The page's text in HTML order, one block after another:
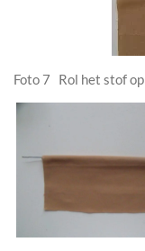
Foto 7 Rol het stof